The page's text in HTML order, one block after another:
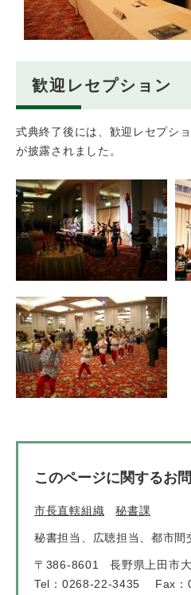
歓迎レセプション
式典終了後には、歓迎レセプシ
が披露されました。
このページに関するお
市長直轄組織 秘書課
秘書担当、広聴担当、都市間
〒386-8601
長野県上田市
Tel：0268-22-3435
Fax：